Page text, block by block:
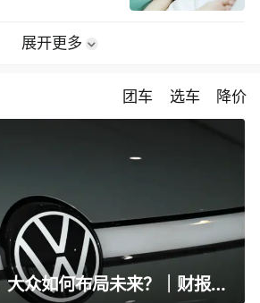
展开更多
团车 选车 降价
利润腰斩之后，大众如何布局未来？｜财报全视角